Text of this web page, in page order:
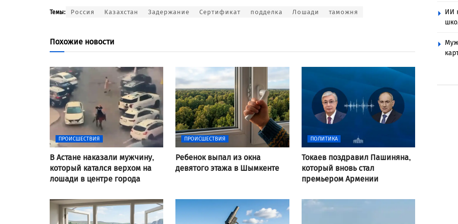
Темы: Россия Казахстан Задержание Сертификат подделка Лошади таможня
Похожие новости
ПРОИСШЕСТВИЯ
В Астане наказали мужчину,
который катался верхом на
лошади в центре города
ПРОИСШЕСТВИЯ
Ребенок выпал из окна
девятого этажа в Шымкенте
ПОЛИТИКА
Токаев поздравил Пашиняна,
который вновь стал
премьером Армении
ИИ